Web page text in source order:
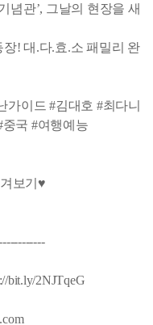
념관’, 그날의 현장을 새
! 대.다.효.소 패밀리 완
가이드 #김대호 #최다니
국 #여행예능
보기♥
bit.ly/2NJTqeG